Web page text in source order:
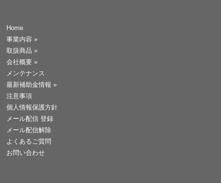
Home
事業内容 »
取扱商品 »
会社概要 »
メンテナンス
最新補助金情報 »
注意事項
個人情報保護方針
メール配信 登録
メール配信解除
よくあるご質問
お問い合わせ